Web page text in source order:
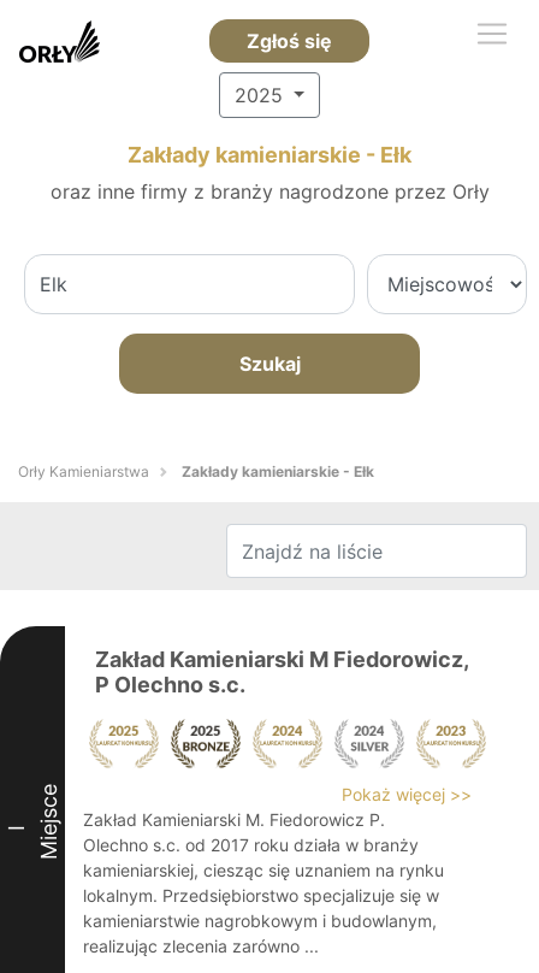
Zgłoś się
2025
Zakłady kamieniarskie - Ełk
oraz inne firmy z branży nagrodzone przez Orły
Szukaj
Orły Kamieniarstwa Zakłady kamieniarskie - Ełk
I Miejsce
Zakład Kamieniarski M Fiedorowicz,
P Olechno s.c.
Pokaż więcej >>
Zakład Kamieniarski M. Fiedorowicz P.
Olechno s.c. od 2017 roku działa w branży
kamieniarskiej, ciesząc się uznaniem na rynku
lokalnym. Przedsiębiorstwo specjalizuje się w
kamieniarstwie nagrobkowym i budowlanym,
realizując zlecenia zarówno ...